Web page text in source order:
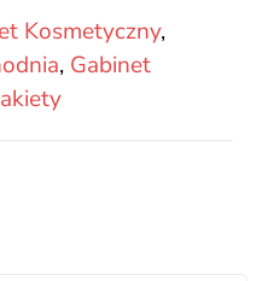
Kosmetyczny,
, Gabinet